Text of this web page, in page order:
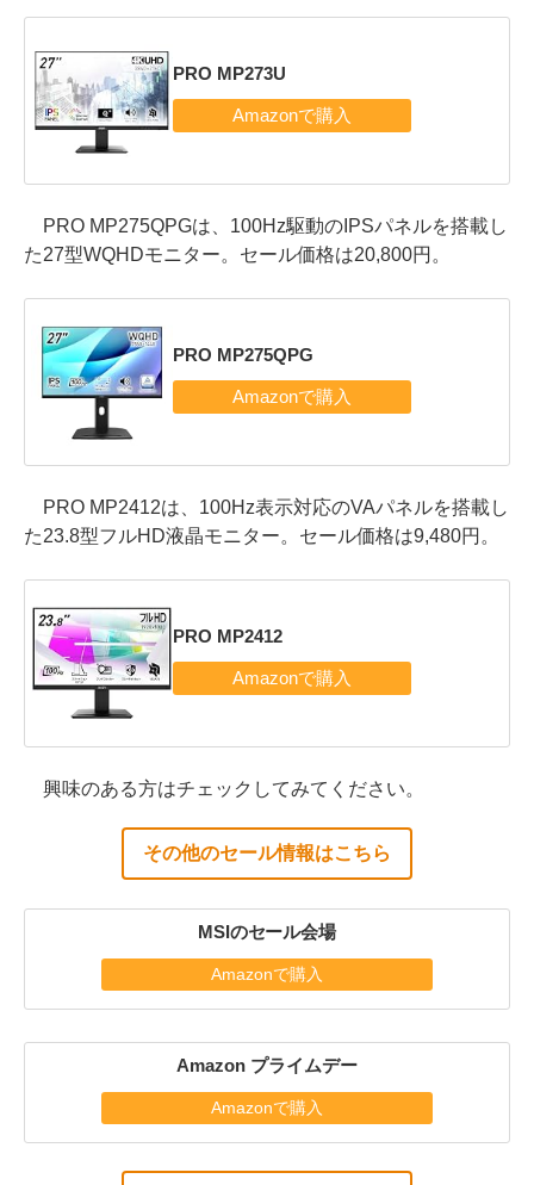
PRO MP273U
PRO MP275QPGは、100Hz駆動のIPSパネルを搭載し
た27型WQHDモニター。セール価格は20,800円。
PRO MP275QPG
PRO MP2412は、100Hz表示対応のVAパネルを搭載し
た23.8型フルHD液晶モニター。セール価格は9,480円。
PRO MP2412
興味のある方はチェックしてみてください。
その他のセール情報はこちら
MSIのセール会場
Amazonで購入
Amazon プライムデー
Amazonで購入